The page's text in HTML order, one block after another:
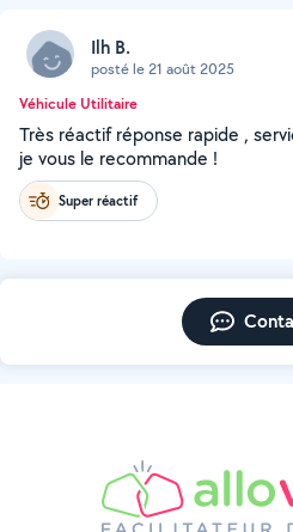
Ilh B.
posté le 21 août 2025
Véhicule Utilitaire
Très réactif réponse rapide ,
je vous le recommande !
Super réactif